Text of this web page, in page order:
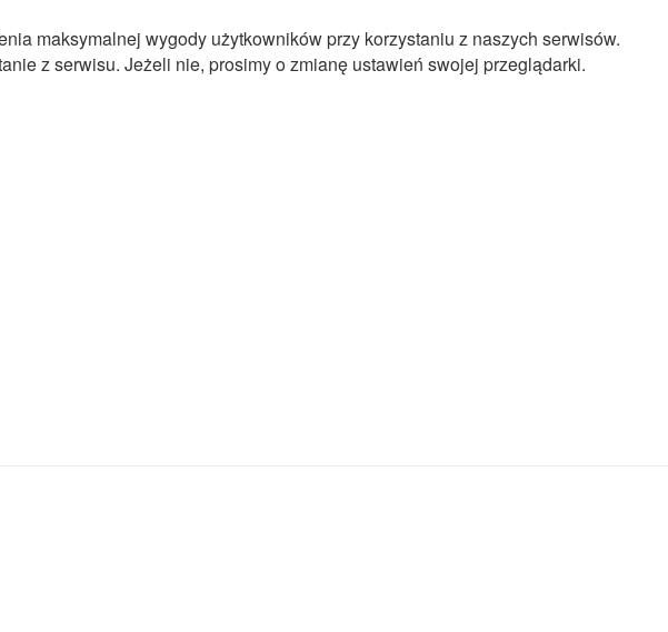
maksymalnej wygody użytkowników przy korzystaniu z naszych serwisów.
z serwisu. Jeżeli nie, prosimy o zmianę ustawień swojej przeglądarki.